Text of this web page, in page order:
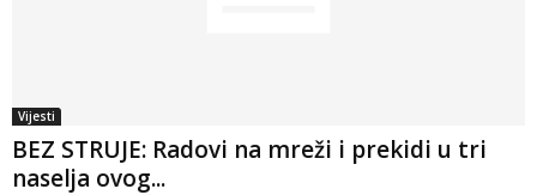
Vijesti
BEZ STRUJE: Radovi na mreži i prekidi u tri
naselja ovog...